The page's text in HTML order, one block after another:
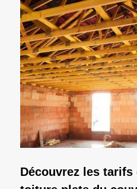
Découvrez les